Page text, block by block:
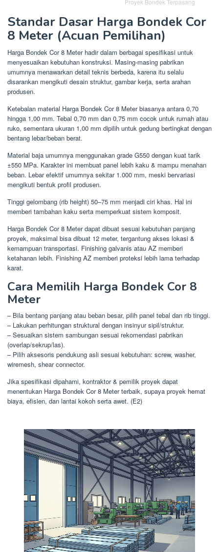
Standar Dasar Harga Bondek Cor
8 Meter (Acuan Pemilihan)
Harga Bondek Cor 8 Meter hadir dalam berbagai spesifikasi untuk
menyesuaikan kebutuhan konstruksi. Masing-masing pabrikan
umumnya menawarkan detail teknis berbeda, karena itu selalu
disarankan mengikuti desain struktur, gambar kerja, serta arahan
produsen.
Ketebalan material Harga Bondek Cor 8 Meter biasanya antara 0,70
hingga 1,00 mm. Tebal 0,70 mm dan 0,75 mm cocok untuk rumah atau
ruko, sementara ukuran 1,00 mm dipilih untuk gedung bertingkat dengan
bentang lebar/beban berat.
Material baja umumnya menggunakan grade G550 dengan kuat tarik
±550 MPa. Karakter ini membuat panel lebih kaku & mampu menahan
beban. Lebar efektif umumnya sekitar 1.000 mm, meski bervariasi
mengikuti bentuk profil produsen.
Tinggi gelombang (rib height) 50–75 mm menjadi ciri khas. Hal ini
memberi tambahan kaku serta memperkuat sistem komposit.
Harga Bondek Cor 8 Meter dapat dibuat sesuai kebutuhan panjang
proyek, maksimal bisa dibuat 12 meter, tergantung akses lokasi &
kemampuan transportasi. Finishing galvanis atau AZ memberi
ketahanan lebih. Finishing AZ memberi proteksi lebih lama terhadap
karat.
Cara Memilih Harga Bondek Cor 8
Meter
– Bila bentang panjang atau beban besar, pilih panel tebal dan rib tinggi.
– Lakukan perhitungan struktural dengan insinyur sipil/struktur.
– Sesuaikan sistem sambungan sesuai rekomendasi pabrikan
(overlap/sekrup/las).
– Pilih aksesoris pendukung asli sesuai kebutuhan: screw, washer,
wiremesh, shear connector.
Jika spesifikasi dipahami, kontraktor & pemilik proyek dapat
menentukan Harga Bondek Cor 8 Meter terbaik, supaya proyek hemat
biaya, efisien, dan lantai kokoh serta awet. (E2)